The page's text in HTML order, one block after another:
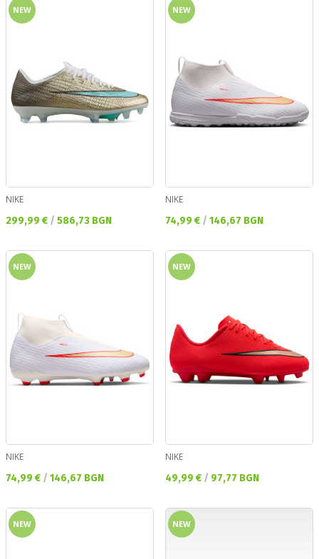
NEW
NIKE
Текуща цена:
299,99 € / 586,73 BGN
NEW
NIKE
Текуща цена:
74,99 € / 146,67 BGN
NEW
NIKE
Текуща цена:
74,99 € / 146,67 BGN
NEW
NIKE
Текуща цена:
49,99 € / 97,77 BGN
NEW NEW